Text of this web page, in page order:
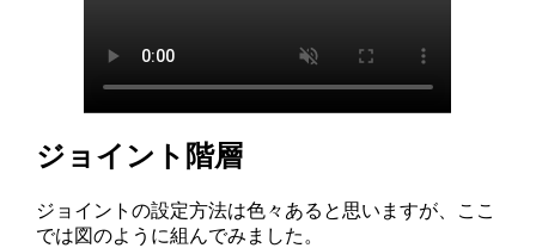
ジョイント階層
ジョイントの設定方法は色々あると思いますが、ここ
では図のように組んでみました。